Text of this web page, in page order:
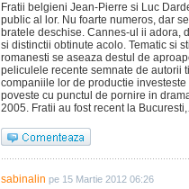
Fratii belgieni Jean-Pierre si Luc
public al lor. Nu foarte numeros, dar
bratele deschise. Cannes-ul ii adora,
si distinctii obtinute acolo. Tematic si
romanesti se aseaza destul de
peliculele recente semnate de autorii
companiile lor de productie
poveste cu punctul de pornire in
2005. Fratii au fost recent la
sabinalin pe 15 Martie 2012 06:26